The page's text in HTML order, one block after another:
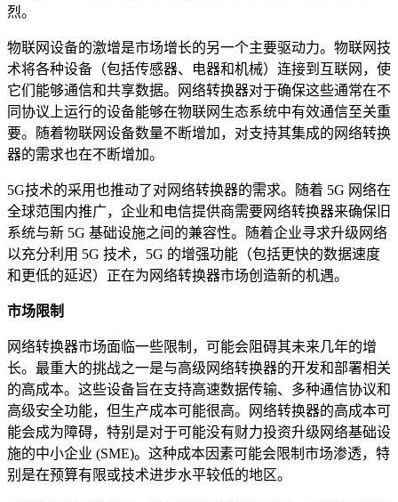
烈。
物联网设备的激增是市场增长的另一个主要驱动力。物联网技
术将各种设备（包括传感器、电器和机械）连接到互联网，使
它们能够通信和共享数据。网络转换器对于确保这些通常在不
同协议上运行的设备能够在物联网生态系统中有效通信至关重
要。随着物联网设备数量不断增加，对支持其集成的网络转换
器的需求也在不断增加。
5G技术的采用也推动了对网络转换器的需求。随着 5G 网络在
全球范围内推广，企业和电信提供商需要网络转换器来确保旧
系统与新 5G 基础设施之间的兼容性。随着企业寻求升级网络
以充分利用 5G 技术，5G 的增强功能（包括更快的数据速度
和更低的延迟）正在为网络转换器市场创造新的机遇。
市场限制
网络转换器市场面临一些限制，可能会阻碍其未来几年的增
长。最重大的挑战之一是与高级网络转换器的开发和部署相关
的高成本。这些设备旨在支持高速数据传输、多种通信协议和
高级安全功能，但生产成本可能很高。网络转换器的高成本可
能会成为障碍，特别是对于可能没有财力投资升级网络基础设
施的中小企业 (SME)。这种成本因素可能会限制市场渗透，特
别是在预算有限或技术进步水平较低的地区。